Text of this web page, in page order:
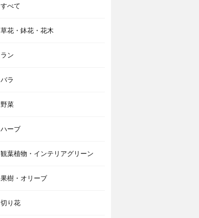
すべて
草花・鉢花・花木
ラン
バラ
野菜
ハーブ
観葉植物・インテリアグリーン
果樹・オリーブ
切り花